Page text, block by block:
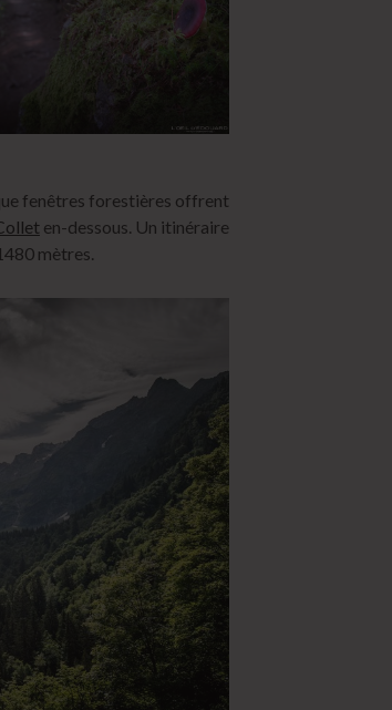
fenêtres forestières offrent
en-dessous. Un itinéraire
mètres.